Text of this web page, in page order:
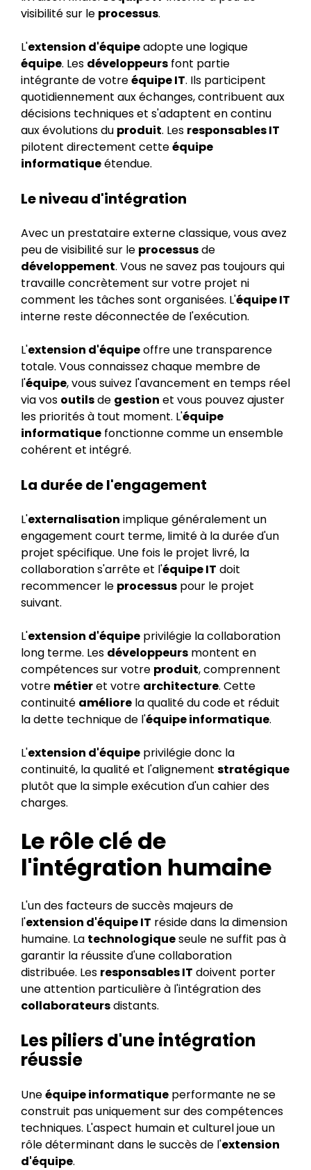
visibilité sur le processus.
L'extension d'équipeadopte une logique
équipe. Les développeurs font partie
intégrante de votreéquipe IT. Ils participent
quotidiennement aux échanges, contribuent aux
décisions techniques et s'adaptent en continu
aux évolutions du produit. Les responsables IT
pilotent directement cetteéquipe
informatiqueétendue.
Le niveau d'intégration
Avec un prestataire externe classique, vous avez
peu de visibilité sur le processusde
développement. Vous ne savez pas toujours qui
travaille concrètement sur votre projet ni
comment les tâches sont organisées. L'équipe IT
interne reste déconnectée de l'exécution.
L'extension d'équipeoffre une transparence
totale. Vous connaissez chaque membre de
l'équipe, vous suivez l'avancement en temps réel
via vos outilsde gestion et vous pouvez ajuster
les priorités à tout moment. L'équipe
informatique fonctionne comme un ensemble
cohérent et intégré.
La durée de l'engagement
L'externalisation implique généralement un
engagement court terme, limité à la durée d'un
projet spécifique. Une fois le projet livré, la
collaboration s'arrête et l'équipe IT doit
recommencer le processus pour le projet
suivant.
L'extension d'équipe privilégie la collaboration
long terme. Les développeurs montent en
compétences sur votre produit, comprennent
votre métieret votre architecture. Cette
continuité améliore la qualité du code et réduit
la dette technique de l'équipe informatique.
L'extension d'équipe privilégie donc la
continuité, la qualité et l'alignement stratégique
plutôt que la simple exécution d'un cahier des
charges.
Le rôle clé de
l'intégration humaine
L'un des facteurs de succès majeurs de
l'extension d'équipe IT réside dans la dimension
humaine. La technologiqueseule ne suffit pas à
garantir la réussite d'une collaboration
distribuée. Les responsables IT doivent porter
une attention particulière à l'intégration des
collaborateursdistants.
Les piliers d'une intégration
réussie
Uneéquipe informatique performante ne se
construit pas uniquement sur des compétences
techniques. L'aspect humain et culturel joue un
rôle déterminant dans le succès de l'extension
d'équipe.